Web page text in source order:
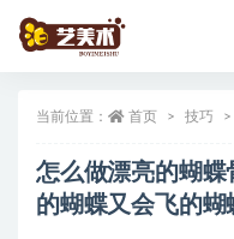
当前位置： 首页 技巧
怎么做漂亮的蝴
的蝴蝶又会飞的蝴